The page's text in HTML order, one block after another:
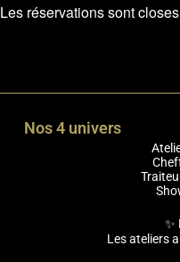
Les réservations sont
Nos 4 univers
✨
Les ateliers